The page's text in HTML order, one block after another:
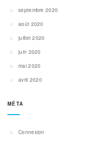
septembre 2020
août 2020
juillet 2020
juin 2020
mai 2020
avril 2020
MÉTA
Connexion